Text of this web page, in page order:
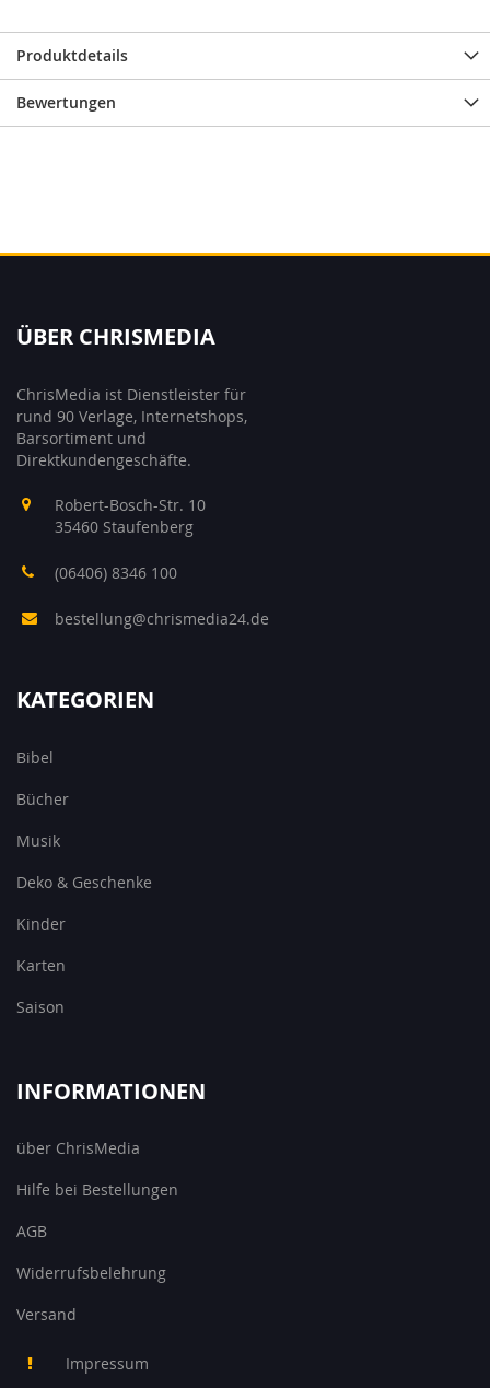
Produktdetails
Bewertungen
ÜBER CHRISMEDIA
ChrisMedia ist Dienstleister für
rund 90 Verlage, Internetshops,
Barsortiment und
Direktkundengeschäfte.
Robert-Bosch-Str. 10
35460 Staufenberg
(06406) 8346 100
bestellung@chrismedia24.de
KATEGORIEN
Bibel
Bücher
Musik
Deko & Geschenke
Kinder
Karten
Saison
INFORMATIONEN
über ChrisMedia
Hilfe bei Bestellungen
AGB
Widerrufsbelehrung
Versand
Impressum